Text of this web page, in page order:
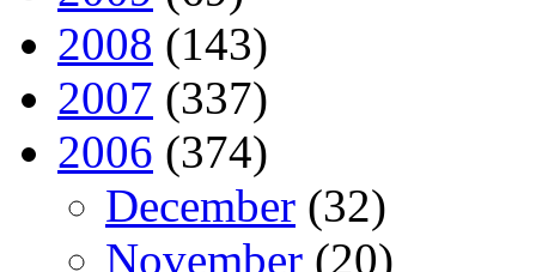
2008 (143)
2007 (337)
2006 (374)
December (32)
November (20)